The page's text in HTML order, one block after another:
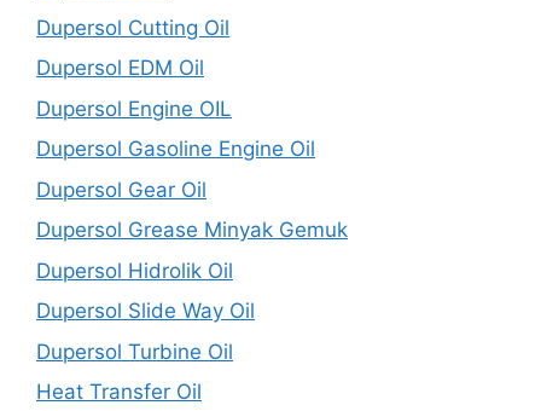
Dupersol Cutting Oil
Dupersol EDM Oil
Dupersol Engine OIL
Dupersol Gasoline Engine Oil
Dupersol Gear Oil
Dupersol Grease Minyak Gemuk
Dupersol Hidrolik Oil
Dupersol Slide Way Oil
Dupersol Turbine Oil
Heat Transfer Oil